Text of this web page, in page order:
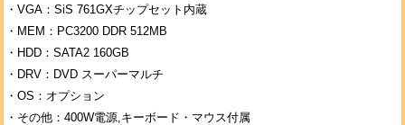
・VGA：SiS 761GXチップセット内蔵
・MEM：PC3200 DDR 512MB
・HDD：SATA2 160GB
・DRV：DVD スーパーマルチ
・OS：オプション
・その他：400W電源,キーボード・マウス付属